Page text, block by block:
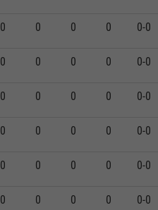
0 0 0 0 0-0
0 0 0 0 0-0
0 0 0 0 0-0
0 0 0 0 0-0
0 0 0 0 0-0
0 0 0 0 0-0